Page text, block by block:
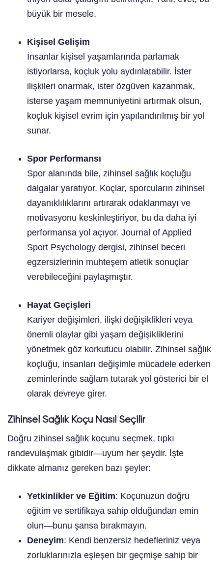
büyük bir mesele.
Kişisel Gelişim
İnsanlar kişisel yaşamlarında parlamak
istiyorlarsa, koçluk yolu aydınlatabilir. İster
ilişkileri onarmak, ister özgüven kazanmak,
isterse yaşam memnuniyetini artırmak olsun,
koçluk kişisel evrim için yapılandırılmış bir yol
sunar.
Spor Performansı
Spor alanında bile, zihinsel sağlık koçluğu
dalgalar yaratıyor. Koçlar, sporcuların zihinsel
dayanıklılıklarını artırarak odaklanmayı ve
motivasyonu keskinleştiriyor, bu da daha iyi
performansa yol açıyor. Journal of Applied
Sport Psychology dergisi, zihinsel beceri
egzersizlerinin muhteşem atletik sonuçlar
verebileceğini paylaşmıştır.
Hayat Geçişleri
Kariyer değişimleri, ilişki değişiklikleri veya
önemli olaylar gibi yaşam değişikliklerini
yönetmek göz korkutucu olabilir. Zihinsel sağlık
koçluğu, insanları değişimle mücadele ederken
zeminlerinde sağlam tutarak yol gösterici bir el
olarak devreye girer.
Zihinsel Sağlık Koçu Nasıl Seçilir
Doğru zihinsel sağlık koçunu seçmek, tıpkı
randevulaşmak gibidir—uyum her şeydir. İşte
dikkate almanız gereken bazı şeyler:
Yetkinlikler ve Eğitim: Koçunuzun doğru
eğitim ve sertifikaya sahip olduğundan emin
olun—bunu şansa bırakmayın.
Deneyim: Kendi benzersiz hedefleriniz veya
zorluklarınızla eşleşen bir geçmişe sahip bir